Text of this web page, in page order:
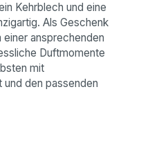
Kehrblech und eine
Als Geschenk
ansprechenden
Duftmomente
mit
den passenden